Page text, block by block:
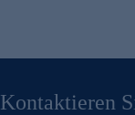
Kontaktieren